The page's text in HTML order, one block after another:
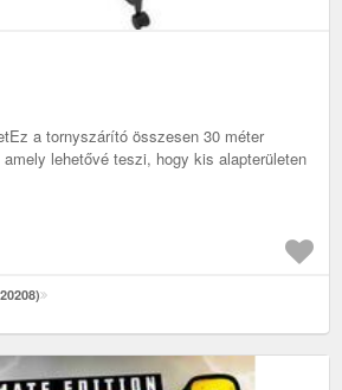
a tornyszárító összesen 30 méter
lehetővé teszi, hogy kis alapterületen